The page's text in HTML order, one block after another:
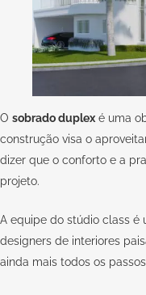
O sobrado duplex é uma
construção visa o
dizer que o conforto e a
projeto.
A equipe do stúdio class é
designers de interiores
ainda mais todos os